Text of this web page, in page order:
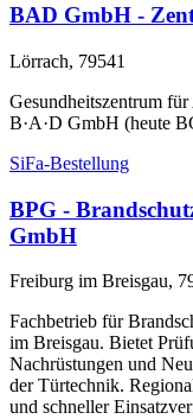
BAD GmbH -
Lörrach, 79541
Gesundheitszentrum
B·A·D GmbH (heute
SiFa-Bestellung
BPG -
GmbH
Freiburg im Breisgau,
Fachbetrieb für
im Breisgau. Bietet
Nachrüstungen und
der Türtechnik.
und schneller